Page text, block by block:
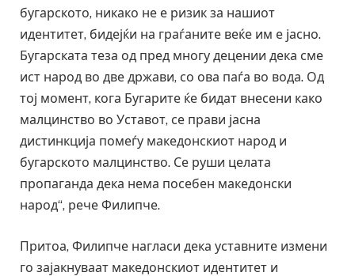
бугарското, никако не е ризик за нашиот
идентитет, бидејќи на граѓаните веќе им е јасно.
Бугарската теза од пред многу децении дека сме
ист народ во две држави, со ова паѓа во вода. Од
тој момент, кога Бугарите ќе бидат внесени како
малцинство во Уставот, се прави јасна
дистинкција помеѓу македонскиот народ и
бугарското малцинство. Се руши целата
пропаганда дека нема посебен македонски
народ“, рече Филипче.
Притоа, Филипче нагласи дека уставните измени
го зајакнуваат македонскиот идентитет и